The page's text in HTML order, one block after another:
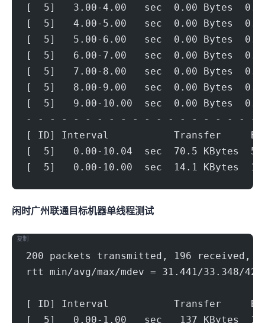
[  5]   3.00-4.00   sec  0.00
[  5]   4.00-5.00   sec  0.00
[  5]   5.00-6.00   sec  0.00
[  5]   6.00-7.00   sec  0.00
[  5]   7.00-8.00   sec  0.00
[  5]   8.00-9.00   sec  0.00
[  5]   9.00-10.00  sec  0.00
- - - - - - - - - - - - - - - - - - - -
[ ID] Interval           Transfer
[  5]   0.00-10.04  sec  70.5 KBytes
[  5]   0.00-10.00  sec  14.1 KBytes
闲时广州联通(500Mbps) 目标机器 IPERF3单线程测试
200 packets transmitted, 196 received,
rtt min/avg/max/mdev = 31.441/33.348/
[ ID] Interval           Transfer
[  5]   0.00-1.00   sec   137
复制